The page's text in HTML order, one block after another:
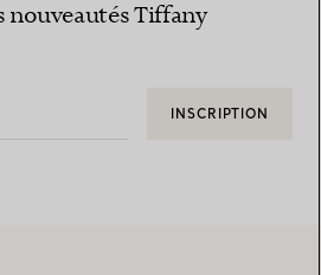
nouveautés Tiffany
INSCRIPTION